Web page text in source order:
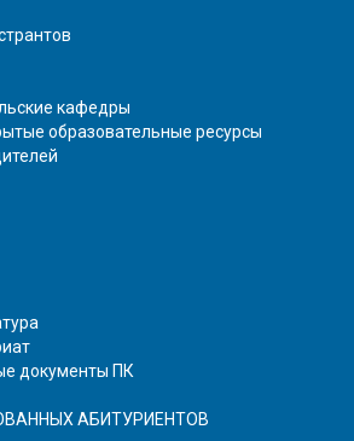
кафедры
образовательные ресурсы
документы ПК
АБИТУРИЕНТОВ